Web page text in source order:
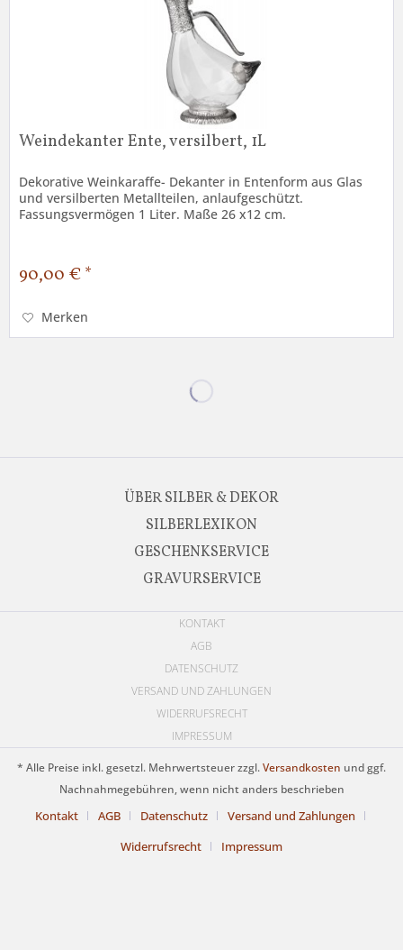
Weindekanter Ente, versilbert, 1L
Dekorative Weinkaraffe- Dekanter in Entenform aus Glas
und versilberten Metallteilen, anlaufgeschützt.
Fassungsvermögen 1 Liter. Maße 26 x12 cm.
90,00 € *
Merken
ÜBER SILBER & DEKOR
SILBERLEXIKON
GESCHENKSERVICE
GRAVURSERVICE
KONTAKT
AGB
DATENSCHUTZ
VERSAND UND ZAHLUNGEN
WIDERRUFSRECHT
IMPRESSUM
* Alle Preise inkl. gesetzl. Mehrwertsteuer zzgl.Versandkosten und ggf.
Nachnahmegebühren, wenn nicht anders beschrieben
Kontakt AGB Datenschutz
Versand und Zahlungen
Widerrufsrecht
Impressum